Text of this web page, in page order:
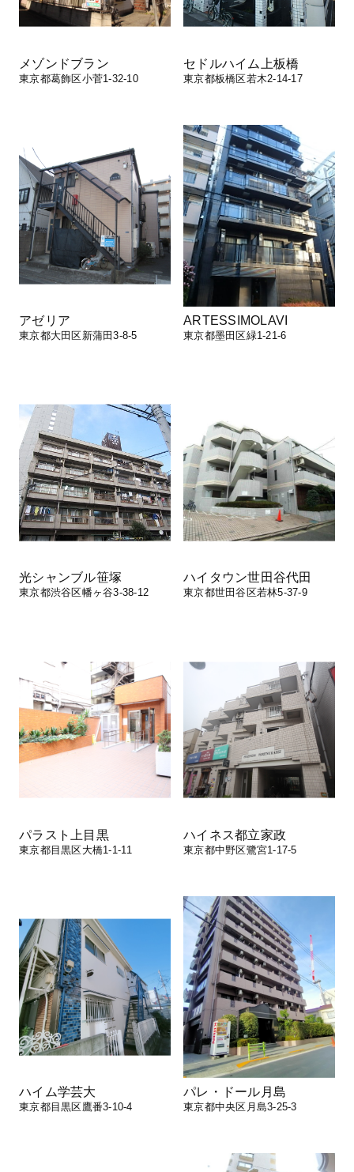
メゾンドブラン
東京都葛飾区小菅1-32-10
セドルハイム上板橋
東京都板橋区若木2-14-17
アゼリア
東京都大田区新蒲田3-8-5
ARTESSIMOLAVI
東京都墨田区緑1-21-6
光シャンブル笹塚
東京都渋谷区幡ヶ谷3-38-12
ハイタウン世田谷代田
東京都世田谷区若林5-37-9
パラスト上目黒
東京都目黒区大橋1-1-11
ハイネス都立家政
東京都中野区鷺宮1-17-5
ハイム学芸大
東京都目黒区鷹番3-10-4
パレ・ドール月島
東京都中央区月島3-25-3